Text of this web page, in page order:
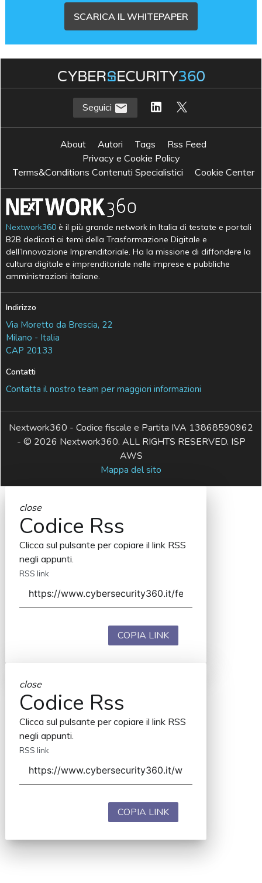
SCARICA IL WHITEPAPER
Seguici
About Autori Tags
Rss Feed
Privacy e Cookie Policy
Terms&Conditions Contenuti Specialistici
Cookie Center
Nextwork360 è il più grande network in Italia di testate e portali
B2B dedicati ai temi della Trasformazione Digitale e
dell’Innovazione Imprenditoriale. Ha la missione di diffondere la
cultura digitale e imprenditoriale nelle imprese e pubbliche
amministrazioni italiane.
Indirizzo
Via Moretto da Brescia, 22
Milano - Italia
CAP 20133
Contatti
Contatta il nostro team per maggiori informazioni
Nextwork360 - Codice fiscale e Partita IVA 13868590962
- © 2026 Nextwork360. ALL RIGHTS RESERVED. ISP
AWS
Mappa del sito
close
Codice Rss
Clicca sul pulsante per copiare il link RSS
negli appunti.
RSS link
COPIA LINK
close
Codice Rss
Clicca sul pulsante per copiare il link RSS
negli appunti.
RSS link
COPIA LINK